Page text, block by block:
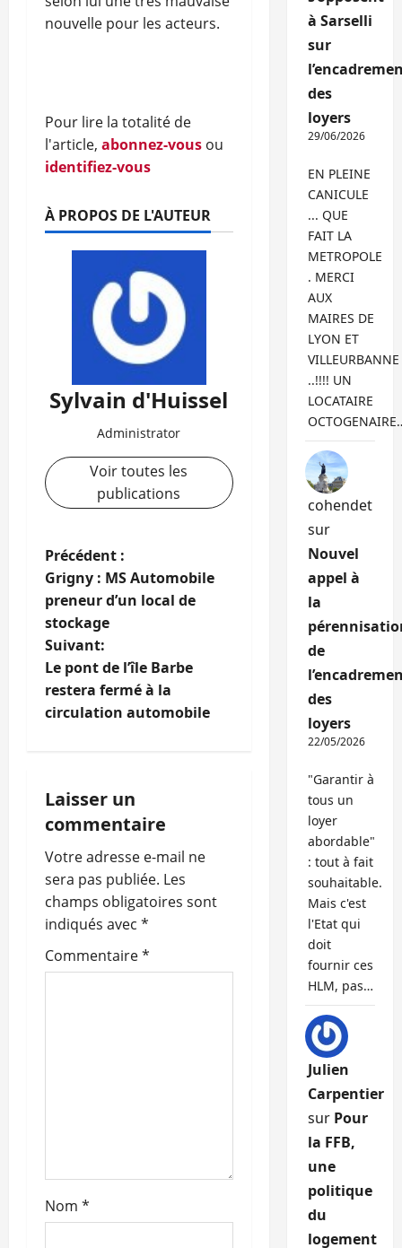
nouvelle pour les acteurs.
Pour lire la totalité de
l'article, abonnez-vous ou
identifiez-vous
À PROPOS DE L'AUTEUR
Sylvain d'Huissel
Administrator
Voir toutes les
publications
N
a
v
i
g
t
i
o
n
d
’
l
Précédent :
Grigny : MS Automobile
preneur d’un local de
stockage
Suivant:
Le pont de l’île Barbe
restera fermé à la
circulation automobile
Laisser un
commentaire
Votre adresse e-mail ne
sera pas publiée. Les
champs obligatoires sont
indiqués avec *
Commentaire*
Nom *
à Sarselli
sur
des
loyers
29/06/2026
EN PLEINE
CANICULE
... QUE
FAIT LA
METROPOLE
. MERCI
AUX
MAIRES DE
LYON ET
VILLEURBANNE
..!!!! UN
LOCATAIRE
cohendet
sur
Nouvel
appel à
la
de
des
loyers
22/05/2026
"Garantir à
tous un
loyer
abordable"
: tout à fait
souhaitable.
Mais c'est
l'Etat qui
doit
fournir ces
HLM, pas…
Julien
Carpentier
sur Pour
la FFB,
une
politique
du
logement